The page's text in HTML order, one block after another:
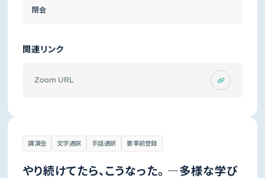
閉会
関連リンク
Zoom URL
講演会 文字通訳 手話通訳 要事前登録
やり続けてたら、こうなった。 ―多様な学び